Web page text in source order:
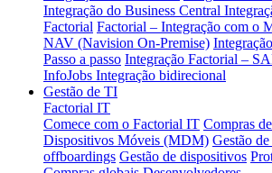
Integração do Business Central
Factorial Factorial – Integração com o
NAV (Navision On-Premise)
Passo a passo Integração Factorial –
InfoJobs Integração bidirecional
Gestão de TI
Factorial IT
Comece com o Factorial IT Compras
Dispositivos Móveis (MDM) Gestão de
offboardings Gestão de dispositivos